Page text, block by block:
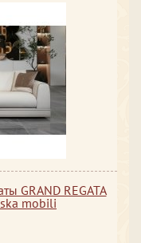
GRAND REGATA
mobili